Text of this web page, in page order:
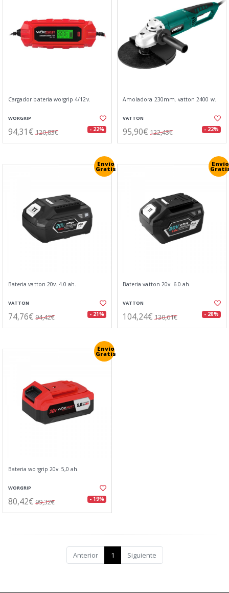
Cargador bateria worgrip 4/12v.
WORGRIP
94,31€ 120,83€ - 22%
Amoladora 230mm. vatton 2400 w.
VATTON
95,90€ 122,43€ - 22%
Envío
Gratis
Bateria vatton 20v. 4.0 ah.
VATTON
74,76€ 94,42€ - 21%
Envío
Bateria vatton 20v. 6.0 ah.
VATTON
104,24€ 130,61€ - 20%
Envío
Gratis
Bateria worgrip 20v. 5,0 ah.
WORGRIP
80,42€ 99,32€ - 19%
Anterior 1 Siguiente